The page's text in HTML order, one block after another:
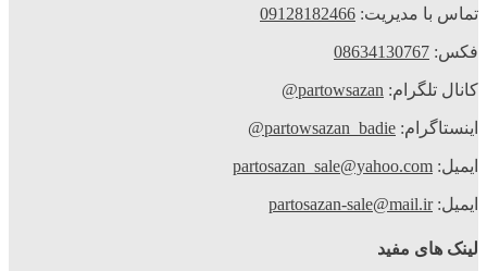
تماس با مدیریت: 09128182466
فکس: 08634130767
کانال تلگرام: partowsazan@
اینستاگرام: partowsazan_badie@
ایمیل: partosazan_sale@yahoo.com
ایمیل:partosazan-sale@mail.ir
لینک های مفید